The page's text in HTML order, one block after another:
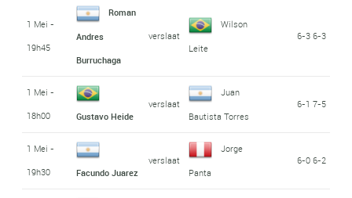
1 Mei -
19h45
Roman
Andres
Burruchaga
verslaat
Wilson
Leite
6-3 6-3
1 Mei -
18h00
Gustavo Heide
verslaat
Juan
Bautista Torres
6-1 7-5
1 Mei -
19h30
Facundo Juarez
verslaat
Jorge
Panta
6-0 6-2